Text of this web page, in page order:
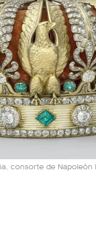
consorte de Napoleón